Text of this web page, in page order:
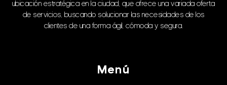
ubicación estratégica en la ciudad, que ofrece una variada oferta
de servicios, buscando solucionar las necesidades de los
clientes de una forma ágil, cómoda y segura.
Menú